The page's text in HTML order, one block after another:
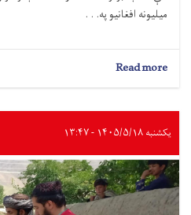
میلیونه افغانیو په. . .
Read more
بادغیس
د
۳.۲
افغانیو
په
ارزښت
یکشنبه ۱۴۰۵/۵/۱۸ - ۱۳:۴۷